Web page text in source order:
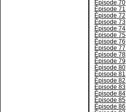
Épisode 70
Épisode 71
Épisode 72
Épisode 73
Épisode 74
Épisode 75
Épisode 76
Épisode 77
Épisode 78
Épisode 79
Épisode 80
Épisode 81
Épisode 82
Épisode 83
Épisode 84
Épisode 85
Épisode 86